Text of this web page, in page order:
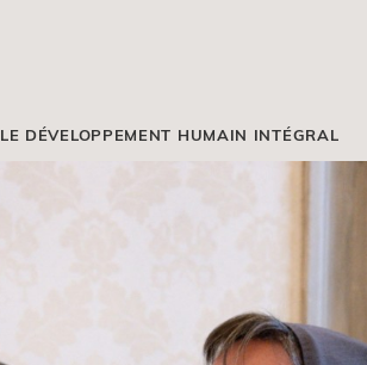
LE DÉVELOPPEMENT HUMAIN INTÉGRAL